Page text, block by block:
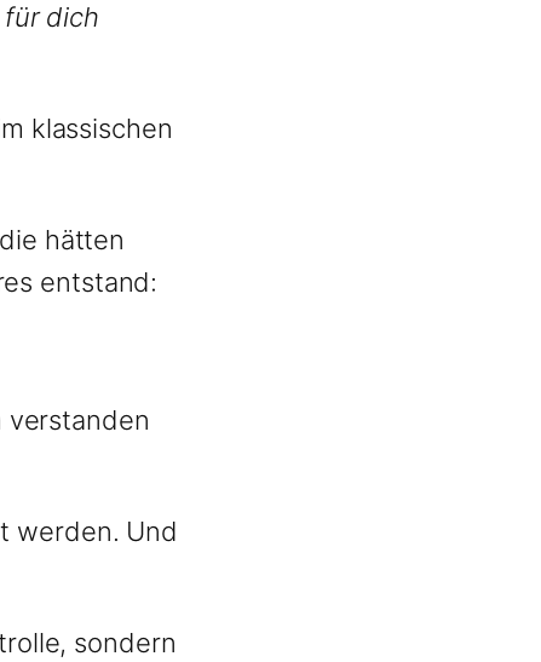
dich
klassischen
hätten
entstand:
verstanden
werden. Und
sondern